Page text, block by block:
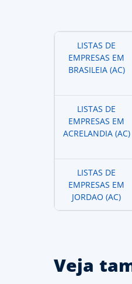
LISTAS DE
EMPRESAS EM
BRASILEIA (AC)
LISTAS DE
EMPRESAS EM
ACRELANDIA (AC)
LISTAS DE
EMPRESAS EM
JORDAO (AC)
Veja